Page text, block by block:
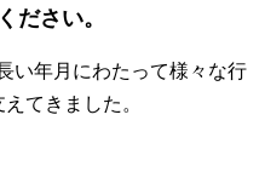
ださい。
い年月にわたって様々な行
てきました。